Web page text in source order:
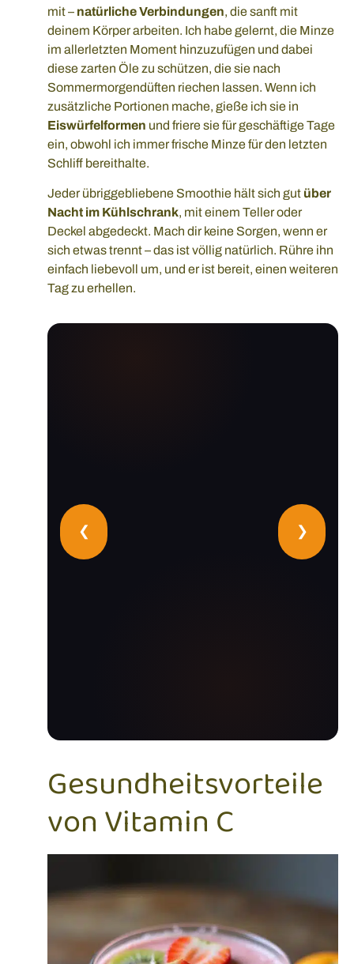
mit – natürliche Verbindungen, die sanft mit
deinem Körper arbeiten. Ich habe gelernt, die Minze
im allerletzten Moment hinzuzufügen und dabei
diese zarten Öle zu schützen, die sie nach
Sommermorgendüften riechen lassen. Wenn ich
zusätzliche Portionen mache, gieße ich sie in
Eiswürfelformen und friere sie für geschäftige Tage
ein, obwohl ich immer frische Minze für den letzten
Schliff bereithalte.
Jeder übriggebliebene Smoothie hält sich gut über
Nacht im Kühlschrank, mit einem Teller oder
Deckel abgedeckt. Mach dir keine Sorgen, wenn er
sich etwas trennt – das ist völlig natürlich. Rühre ihn
einfach liebevoll um, und er ist bereit, einen weiteren
Tag zu erhellen.
❮ ❯
Gesundheitsvorteile
von Vitamin C